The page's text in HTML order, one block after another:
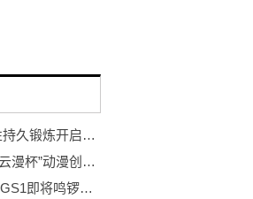
岩石智能训练器正式发布，男性持久锻炼开启智能浪潮
万元大奖等着你！广州市“国潮·云漫杯”动漫创作大赛开赛！
巨星璀璨，孰能称王——2023PGS1即将鸣锣开赛！